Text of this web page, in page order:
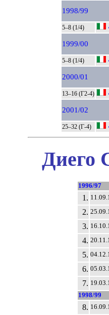
1998/99
5–8 (1/4)
1999/00
5–8 (1/4)
2000/01
13–16 (Г2-4)
2001/02
25–32 (Г-4)
Диего
1996/97
1.
2.
3.
4.
5.
6.
7.
1998/99
8.